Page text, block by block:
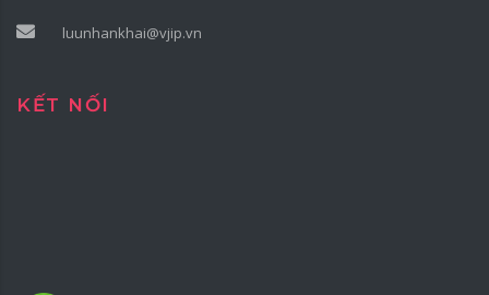
luunhankhai@vjip.vn
KẾT NỐI